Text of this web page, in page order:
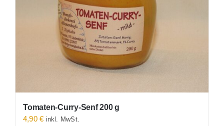
Tomaten-Curry-Senf 200 g
4,90€ inkl. MwSt.